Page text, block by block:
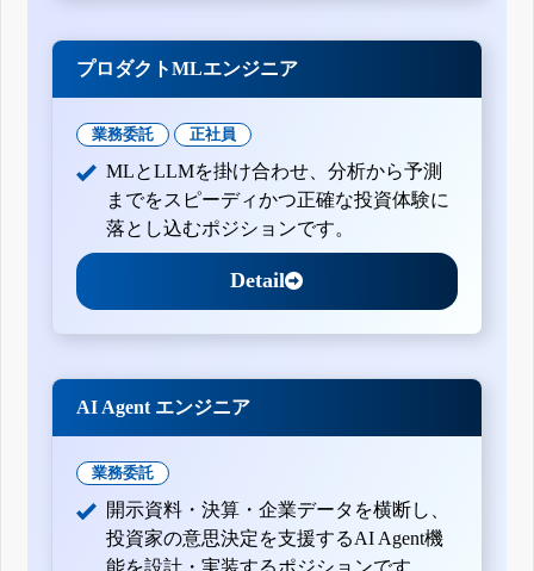
プロダクトMLエンジニア
業務委託 正社員
MLとLLMを掛け合わせ、分析から予測
までをスピーディかつ正確な投資体験に
落とし込むポジションです。
Detail
AI Agent エンジニア
業務委託
開示資料・決算・企業データを横断し、
投資家の意思決定を支援するAI Agent機
能を設計・実装するポジションです。